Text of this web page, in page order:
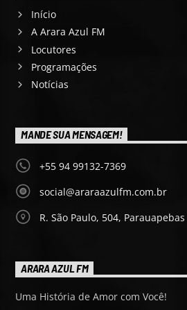
Início
A Arara Azul FM
Locutores
Programações
Notícias
MANDE SUA MENSAGEM!
+55 94 99132-7369
social@araraazulfm.com.br
R. São Paulo, 504, Parauapebas
ARARA AZUL FM
Uma História de Amor com Você!